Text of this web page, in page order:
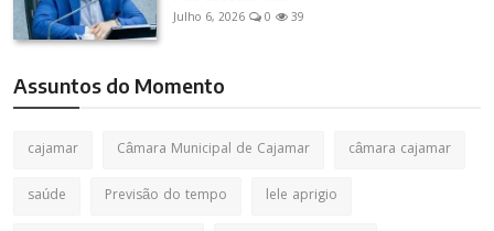
Julho 6, 2026 0 39
Assuntos do Momento
cajamar Câmara Municipal de Cajamar
câmara cajamar
saúde
Previsão do tempo
lele aprigio